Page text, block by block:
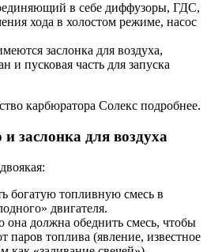
в себе диффузоры, ГДС,
хода в холостом режиме, насос
заслонка для воздуха,
и пусковая часть для запуска
карбюратора Солекс подробнее.
и заслонка для воздуха
богатую топливную смесь в
двигателя.
она должна обеднить смесь, чтобы
паров топлива (явление, известное